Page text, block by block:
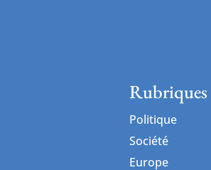
Rubriques
Politique
Société
Europe